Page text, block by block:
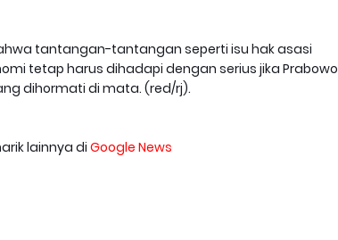
tantangan-tantangan seperti isu hak asasi
tetap harus dihadapi dengan serius jika Prabowo
dihormati di mata. (red/rj).
lainnya di Google News